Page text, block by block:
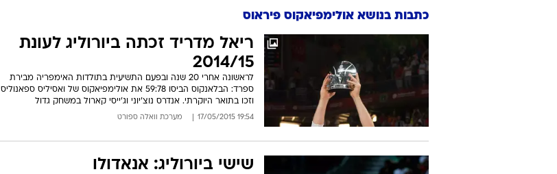
כתבות בנושא אולימפיאקוס פיראוס
ריאל מדריד זכתה ביורוליג לעונת
2014/15
לראשונה אחרי 20 שנה ובפעם התשיעית בתולדות האימפריה מבירת
ספרד: הבלאנקוס הביסו 59:78 את אולימפיאקוס של ואסיליס ספאנוליס
וזכו בתואר היוקרתי. אנדרס נוצ'יוני וג'ייסי קארול במשחק גדול
19:54 17/05/2015 מערכת וואלה ספורט
שישי ביורוליג: אנאדולו